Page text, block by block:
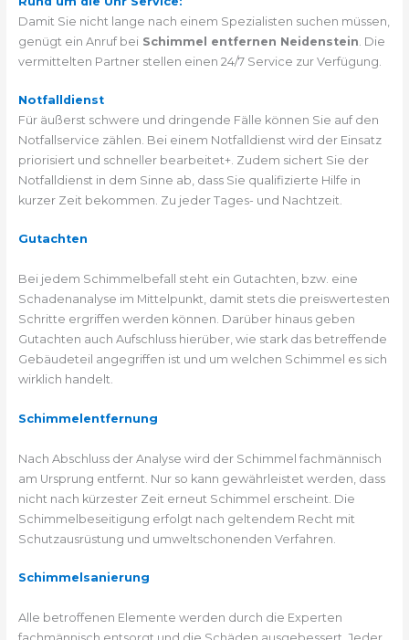
Damit Sie nicht lange nach einem Spezialisten suchen müssen,
genügt ein Anruf bei Schimmel entfernen Neidenstein . Die
vermittelten Partner stellen einen 24/7 Service zur Verfügung.
Notfalldienst
Für äußerst schwere und dringende Fälle können Sie auf den
Notfallservice zählen. Bei einem Notfalldienst wird der Einsatz
priorisiert und schneller bearbeitet+. Zudem sichert Sie der
Notfalldienst in dem Sinne ab, dass Sie qualifizierte Hilfe in
kurzer Zeit bekommen. Zu jeder Tages- und Nachtzeit.
Gutachten
Bei jedem Schimmelbefall steht ein Gutachten, bzw. eine
Schadenanalyse im Mittelpunkt, damit stets die preiswertesten
Schritte ergriffen werden können. Darüber hinaus geben
Gutachten auch Aufschluss hierüber, wie stark das betreffende
Gebäudeteil angegriffen ist und um welchen Schimmel es sich
wirklich handelt.
Schimmelentfernung
Nach Abschluss der Analyse wird der Schimmel fachmännisch
am Ursprung entfernt. Nur so kann gewährleistet werden, dass
nicht nach kürzester Zeit erneut Schimmel erscheint. Die
Schimmelbeseitigung erfolgt nach geltendem Recht mit
Schutzausrüstung und umweltschonenden Verfahren.
Schimmelsanierung
Alle betroffenen Elemente werden durch die Experten